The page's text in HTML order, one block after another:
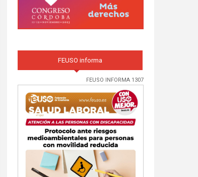
FEUSO informa
FEUSO INFORMA 1307